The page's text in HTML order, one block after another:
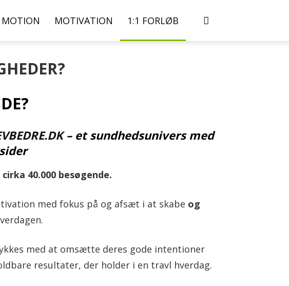
MOTION MOTIVATION 1:1 FORLØB
– et sundhedsunivers med
40.000 besøgende.
med fokus på og afsæt i at skabe og
med at omsætte deres gode intentioner
resultater, der holder i en travl hverdag.